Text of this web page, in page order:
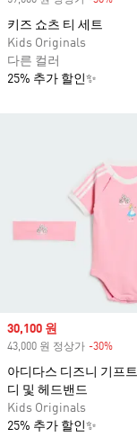
Sale price
30,100 원
43,000 원 정상가 -30%
아디다스 디즈니 기프
디 및 헤드밴드
Kids Originals
25% 추가 할인✨
키즈 쇼츠 티 세트
Kids Originals
다른 컬러
25% 추가 할인✨